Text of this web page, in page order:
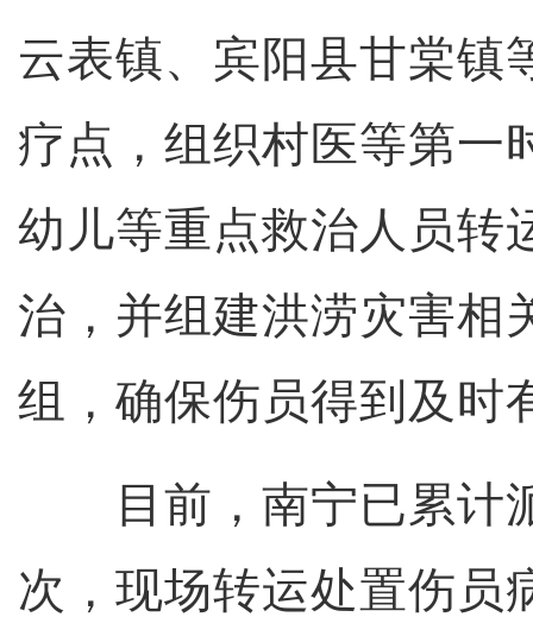
云表镇、宾阳县甘棠镇
疗点，组织村医等第一
幼儿等重点救治人员转
治，并组建洪涝灾害相
组，确保伤员得到及时
目前，南宁已累计
次，现场转运处置伤员